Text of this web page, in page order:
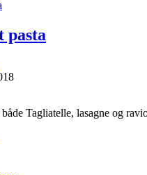
pasta
Tagliatelle, lasagne og